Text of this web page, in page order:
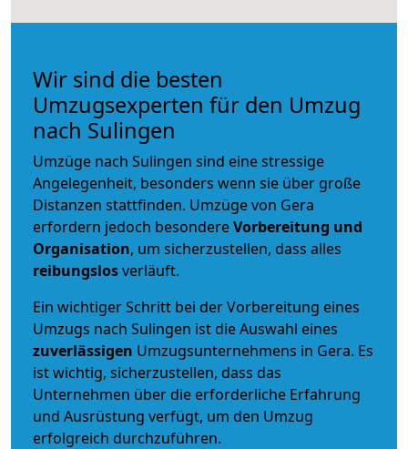
Wir sind die besten
Umzugsexperten für den Umzug
nach Sulingen
Umzüge nach Sulingen sind eine stressige
Angelegenheit, besonders wenn sie über große
Distanzen stattfinden. Umzüge von Gera
erfordern jedoch besondereVorbereitung und
Organisation, um sicherzustellen, dass alles
reibungslosverläuft.
Ein wichtiger Schritt bei der Vorbereitung eines
Umzugs nach Sulingen ist die Auswahl eines
zuverlässigen Umzugsunternehmens in Gera. Es
ist wichtig, sicherzustellen, dass das
Unternehmen über die erforderliche Erfahrung
und Ausrüstung verfügt, um den Umzug
erfolgreich durchzuführen.